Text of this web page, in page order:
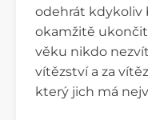
odehrát kdykoliv
okamžitě
věku nikdo
vítězství a za
který jich má